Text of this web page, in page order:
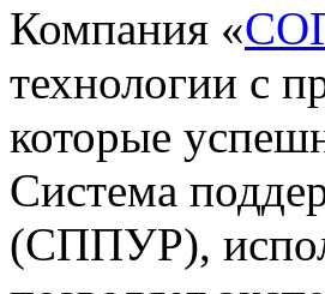
Компания «
технологии с
которые
Система
(СППУР),